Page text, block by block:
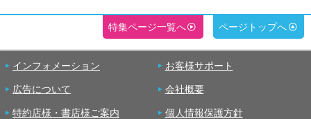
特集ページ一覧へ ページトップへ
インフォメーション お客様サポート
広告について 会社概要
特約店様・書店様ご案内 個人情報保護方針